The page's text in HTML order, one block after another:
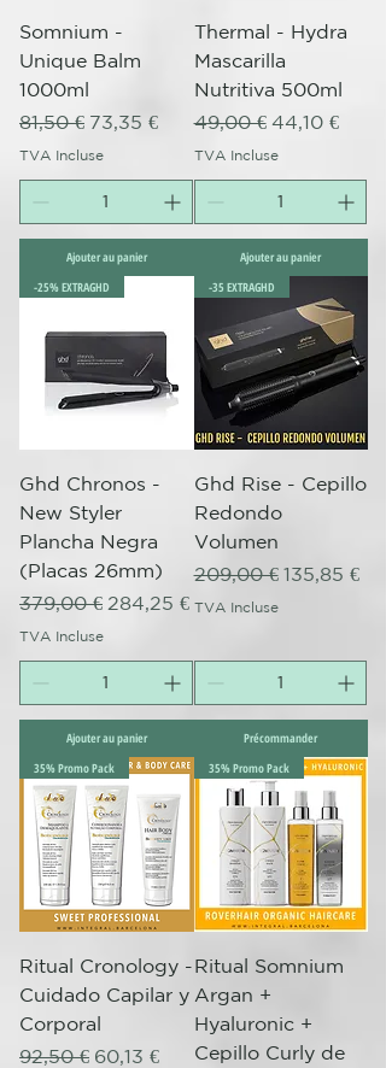
Somnium -
Unique Balm
1000ml
Prix original
81,50 € Prix promotionnel
73,35 €
TVA Incluse
Ajouter au panier
Thermal - Hydra
Mascarilla
Nutritiva 500ml
Prix original
49,00 € Prix
44,10 €
TVA Incluse
Ajouter au panier
-25% EXTRAGHD
Ghd Chronos -
New Styler
Plancha Negra
(Placas 26mm)
Prix original
379,00 € Prix promotionnel
284,25 €
TVA Incluse
Ajouter au panier
-35 EXTRAGHD
Ghd Rise - Cepillo
Redondo
Volumen
Prix original
209,00 € Prix
135,85 €
TVA Incluse
Précommander
35% Promo Pack
Ritual Cronology -
Cuidado Capilar y
Corporal
Prix original
92,50 € Prix promotionnel
60,13 €
35% Promo Pack
Ritual Somnium
Argan +
Hyaluronic +
Cepillo Curly de